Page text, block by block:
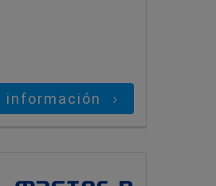
información